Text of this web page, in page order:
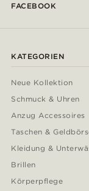
FACEBOOK
KATEGORIEN
Neue Kollektion
Schmuck & Uhren
Anzug Accessoires
Taschen &
Kleidung &
Brillen
Körperpflege